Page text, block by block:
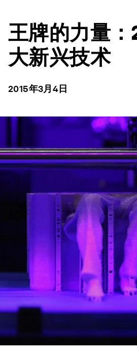
王牌的力量
大新兴技术
2015年3月4日